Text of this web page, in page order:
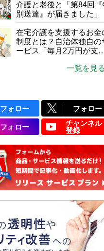
介護と老後と「第84回『
別送達』が届きました」
在宅介護を支援するお金
制度とは？自治体独自の
ービス「毎月2万円が支
一覧を見る
フォロー フォロー
フォロー
チャンネル
登録